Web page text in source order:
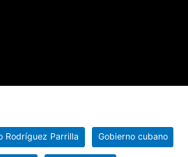
Rodríguez Parrilla Gobierno cubano